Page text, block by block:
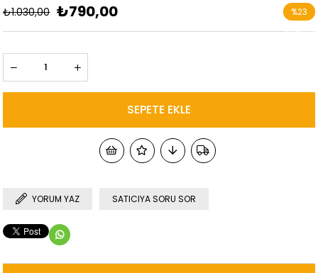
₺1.030,00 ₺790,00 %23
İndirim
YORUM YAZ SATICIYA SORU SOR